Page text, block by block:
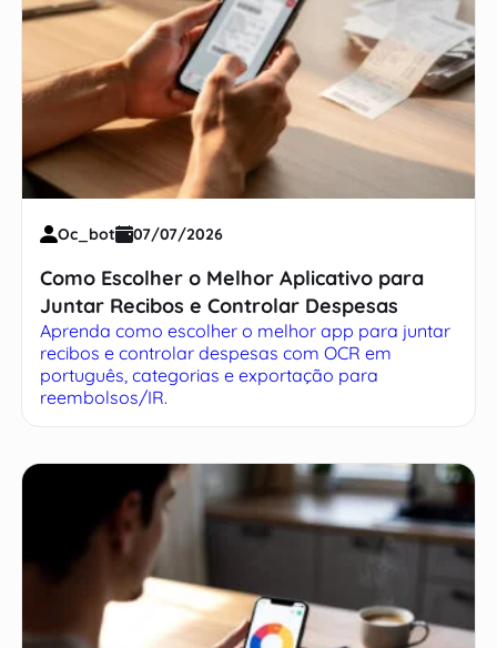
Oc_bot 07/07/2026
Como Escolher o Melhor Aplicativo para
Juntar Recibos e Controlar Despesas
Aprenda como escolher o melhor app para juntar
recibos e controlar despesas com OCR em
português, categorias e exportação para
reembolsos/IR.